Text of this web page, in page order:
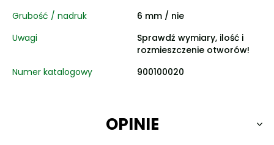
Grubość / nadruk
6 mm / nie
Uwagi
Sprawdź wymiary, ilość i
rozmieszczenie otworów!
Numer katalogowy
900100020
OPINIE